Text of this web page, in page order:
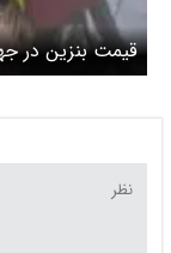
قیمت بنزین در